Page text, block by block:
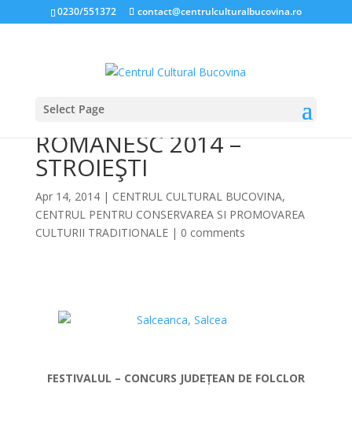
0230/551372 contact@centrulculturalbucovina.ro
Select Page
COMORI DE SUFLET
ROMÂNESC 2014 –
STROIEŞTI
Apr 14, 2014| CENTRUL CULTURAL BUCOVINA,
CENTRUL PENTRU CONSERVAREA SI PROMOVAREA
CULTURII TRADITIONALE| 0 comments
FESTIVALUL – CONCURS JUDEȚEAN DE FOLCLOR